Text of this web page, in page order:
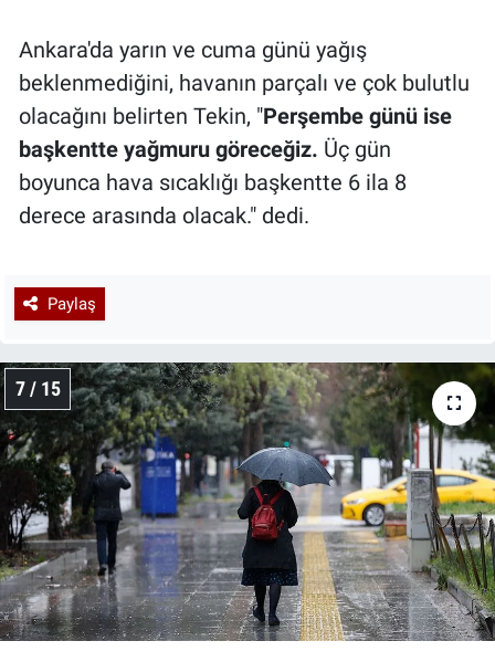
Ankara'da yarın ve cuma günü yağış
beklenmediğini, havanın parçalı ve çok bulutlu
olacağını belirten Tekin, "Perşembe günü ise
başkentte yağmuru göreceğiz. Üç gün
boyunca hava sıcaklığı başkentte 6 ila 8
derece arasında olacak." dedi.
Paylaş
7 / 15